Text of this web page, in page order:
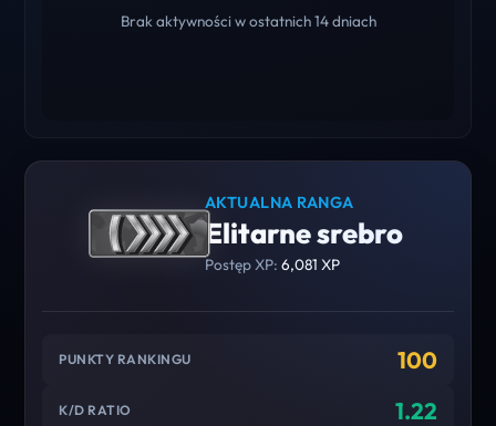
Brak aktywności w ostatnich 14 dniach
AKTUALNA RANGA
Elitarne srebro
Postęp XP: 6,081 XP
PUNKTY RANKINGU 100
K/D RATIO 1.22